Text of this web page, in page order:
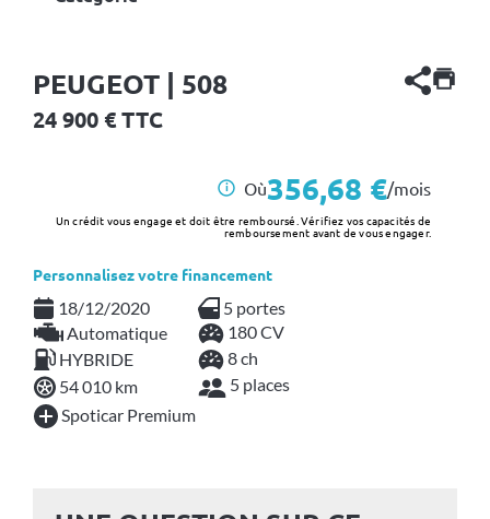
PEUGEOT | 508
24 900 € TTC
i Où356,68 €/mois
Un crédit vous engage et doit être remboursé. Vérifiez vos capacités de
remboursement avant de vous engager.
Personnalisez votre financement
18/12/2020
5 portes
Automatique
180 CV
HYBRIDE
8 ch
54 010 km
5 places
Spoticar Premium